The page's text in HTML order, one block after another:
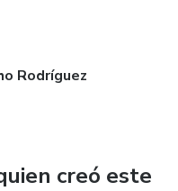
Rodríguez
creó este